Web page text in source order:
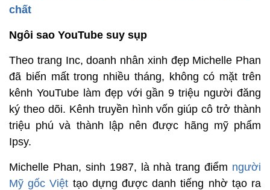
chất
Ngôi sao YouTube suy sụp
Theo trang Inc, doanh nhân xinh đẹp Michelle Phan
đã biến mất trong nhiều tháng, không có mặt trên
kênh YouTube làm đẹp với gần 9 triệu người đăng
ký theo dõi. Kênh truyền hình vốn giúp cô trở thành
triệu phú và thành lập nên được hãng mỹ phẩm
Ipsy.
Michelle Phan, sinh 1987, là nhà trang điểm người
Mỹ gốc Việt tạo dựng được danh tiếng nhờ tạo ra